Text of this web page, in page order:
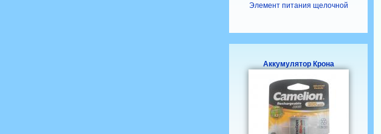
Элемент питания щелочной
Аккумулятор Крона